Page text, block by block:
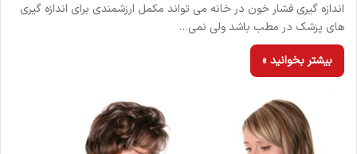
اندازه گیری فشار خون در خانه می تواند مکمل ارزشمندی برای اندازه گیری
های پزشک در مطب باشد ولی نمی…
بیشتر بخوانید »